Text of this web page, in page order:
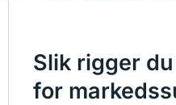
Slik rigger
for